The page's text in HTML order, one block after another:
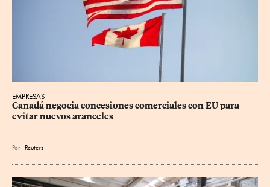
EMPRESAS
Canadá negocia concesiones comerciales con EU para
evitar nuevos aranceles
Por Reuters